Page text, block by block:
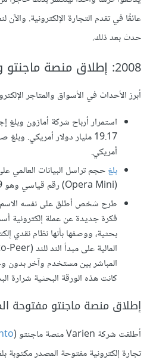
عائقًا في تقدم التجارة الإلكترونية.
حدث بعد ذلك.
2008: إطلاق منصة ماجنتو ودخولها السوق
أبرز الأحداث في الأسواق والمتاجر
استمرار أرباح شركة أمازون وبلغ
أمريكي.
بلغحجم تراسل البيانات العالمي
(Opera Mini) رقم قياسي وهو 53.9 تيرا بايت.
طرح شخص أطلق على نفسه الاسم
فكرة جديدة عن عملة إلكترونية
بحثية، ووصفها بأنها نظام نقدي
المباشر بين مستخدم وآخر بدون
كانت هذه الورقة البحثية شرارة
إطلاق منصة ماجنتو مفتوحة
أطلقت شركة Varien منصة ماجنتو (